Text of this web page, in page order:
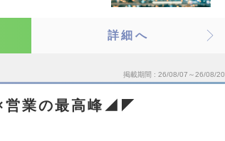
詳細へ
掲載期間 26/08/07～26/08/20
営業の最高峰◢◤